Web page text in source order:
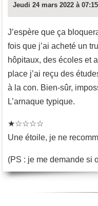
Jeudi 24 mars 2022 à
J’espère que ça
fois que j’ai acheté un
hôpitaux, des écoles et
place j’ai reçu des
à la con. Bien-sûr,
L’arnaque typique.
★☆☆☆☆
Une étoile, je ne
(PS : je me demande si